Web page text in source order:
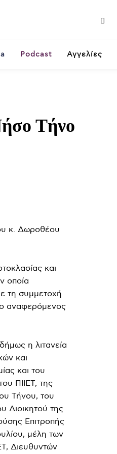
Podcast Αγγελίες
Τήνο
κ. Δωροθέου
και
οποία
τη συμμετοχή
αναφερόμενος
η λιτανεία
και
και του
ΠΙΙΕΤ, της
Τήνου, του
Διοικητού της
Επιτροπής
μέλη των
Διευθυντών